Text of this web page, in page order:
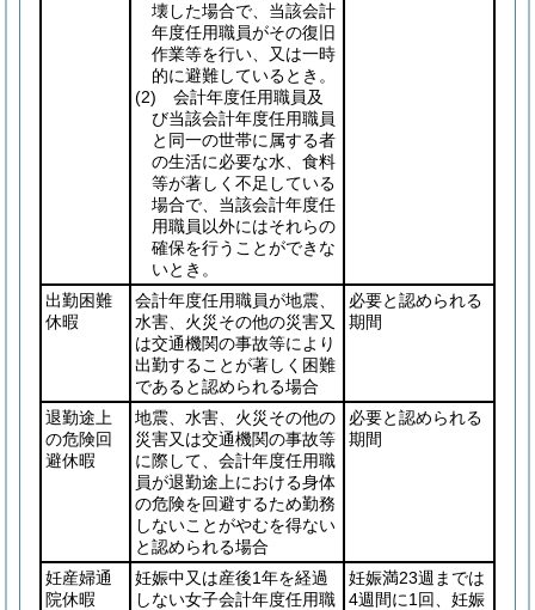
壊した場合で、当該会計
年度任用職員がその復旧
作業等を行い、又は一時
的に避難しているとき。
(2) 会計年度任用職員及
び当該会計年度任用職員
と同一の世帯に属する者
の生活に必要な水、食料
等が著しく不足している
場合で、当該会計年度任
用職員以外にはそれらの
確保を行うことができな
いとき。
出勤困難
休暇
会計年度任用職員が地震、
水害、火災その他の災害又
は交通機関の事故等により
出勤することが著しく困難
であると認められる場合
必要と認められる
期間
退勤途上
の危険回
避休暇
地震、水害、火災その他の
災害又は交通機関の事故等
に際して、会計年度任用職
員が退勤途上における身体
の危険を回避するため勤務
しないことがやむを得ない
と認められる場合
必要と認められる
期間
妊産婦通
院休暇
妊娠中又は産後1年を経過
しない女子会計年度任用職
妊娠満23週までは
4週間に1回、妊娠